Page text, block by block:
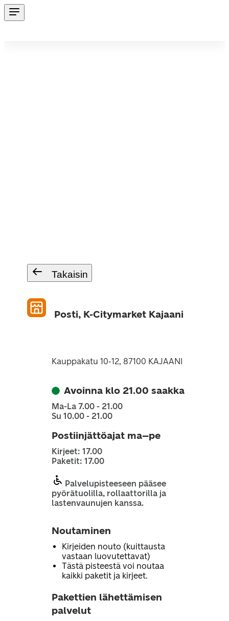
Takaisin
Posti, K-Citymarket Kajaani
Kauppakatu 10-12, 87100 KAJAANI
Avoinna klo 21.00 saakka
Ma-La 7.00 - 21.00
Su 10.00 - 21.00
Postiinjättöajat ma–pe
Kirjeet: 17.00
Paketit: 17.00
Palvelupisteeseen pääsee
pyörätuolilla, rollaattorilla ja
lastenvaunujen kanssa.
Noutaminen
Kirjeiden nouto (kuittausta
vastaan luovutettavat)
Tästä pisteestä voi noutaa
kaikki paketit ja kirjeet.
Pakettien lähettämisen
palvelut